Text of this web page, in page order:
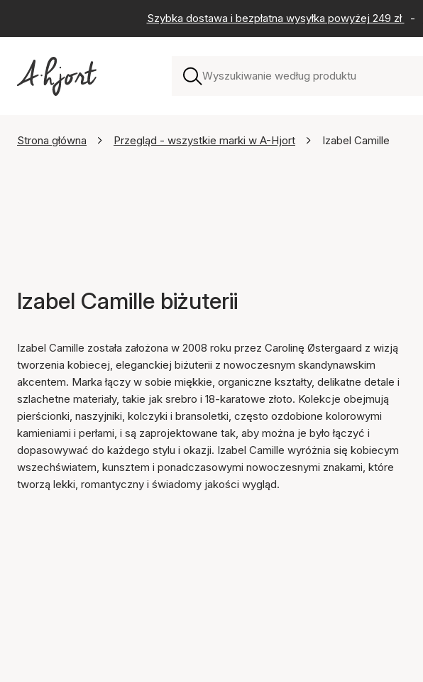
Szybka dostawa i bezpłatna wysyłka powyżej 249 zł -
Strona główna Przegląd - wszystkie marki w A-Hjort Izabel Camille
Izabel Camille biżuterii
Izabel Camille została założona w 2008 roku przez Carolinę Østergaard z wizją
tworzenia kobiecej, eleganckiej biżuterii z nowoczesnym skandynawskim
akcentem. Marka łączy w sobie miękkie, organiczne kształty, delikatne detale i
szlachetne materiały, takie jak srebro i 18-karatowe złoto. Kolekcje obejmują
pierścionki, naszyjniki, kolczyki i bransoletki, często ozdobione kolorowymi
kamieniami i perłami, i są zaprojektowane tak, aby można je było łączyć i
dopasowywać do każdego stylu i okazji. Izabel Camille wyróżnia się kobiecym
wszechświatem, kunsztem i ponadczasowymi nowoczesnymi znakami, które
tworzą lekki, romantyczny i świadomy jakości wygląd.